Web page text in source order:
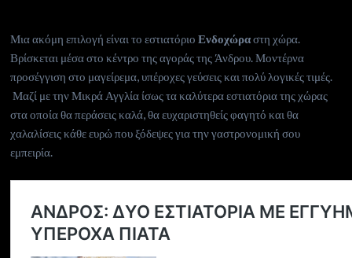
Μια ακόμη επιλογή είναι το εστιατόριοΕνδοχώραστη χώρα.
Βρίσκεται μέσα στο κέντρο της αγοράς της Άνδρου. Μοντέρνα
προσέγγιση στο μαγείρεμα, υπέροχες γεύσεις και πολύ λογικές τιμές.
Μαζί με την Μικρά Αγγλία ίσως τα καλύτερα εστιατόρια της χώρας
στα οποία θα περάσεις καλά, θα ευχαριστηθείς φαγητό και θα
χαλαλίσεις κάθε ευρώ που ξόδεψες για την γαστρονομική σου
εμπειρία.